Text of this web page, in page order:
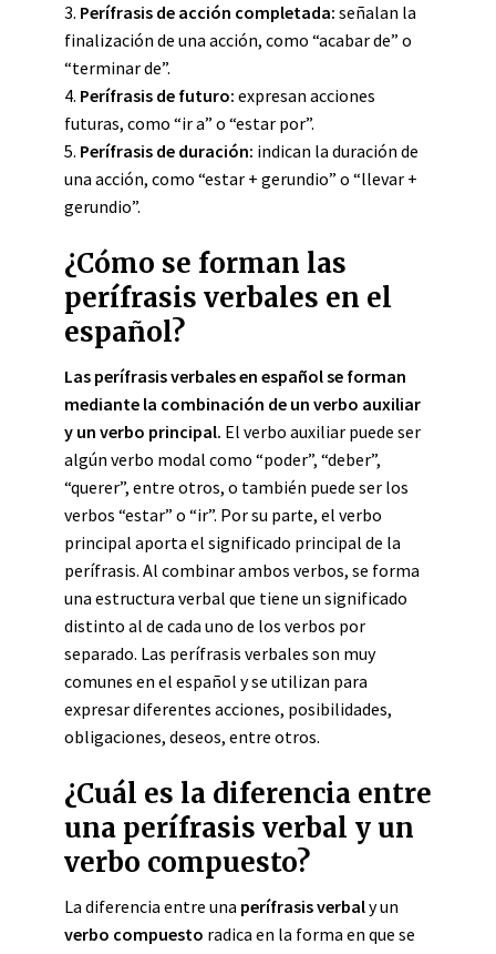
3. Perífrasis de acción completada: señalan la
finalización de una acción, como “acabar de” o
“terminar de”.
4. Perífrasis de futuro: expresan acciones
futuras, como “ir a” o “estar por”.
5. Perífrasis de duración: indican la duración de
una acción, como “estar + gerundio” o “llevar +
gerundio”.
¿Cómo se forman las
perífrasis verbales en el
español?
Las perífrasis verbales en español se forman
mediante la combinación de un verbo auxiliar
y un verbo principal. El verbo auxiliar puede ser
algún verbo modal como “poder”, “deber”,
“querer”, entre otros, o también puede ser los
verbos “estar” o “ir”. Por su parte, el verbo
principal aporta el significado principal de la
perífrasis. Al combinar ambos verbos, se forma
una estructura verbal que tiene un significado
distinto al de cada uno de los verbos por
separado. Las perífrasis verbales son muy
comunes en el español y se utilizan para
expresar diferentes acciones, posibilidades,
obligaciones, deseos, entre otros.
¿Cuál es la diferencia entre
una perífrasis verbal y un
verbo compuesto?
La diferencia entre una perífrasis verbaly un
verbo compuesto radica en la forma en que se